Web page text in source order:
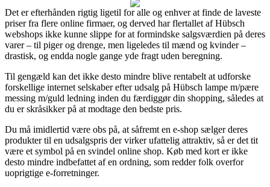
Det er efterhånden rigtig ligetil for alle og enhver at finde de laveste
priser fra flere online firmaer, og derved har flertallet af Hübsch
webshops ikke kunne slippe for at formindske salgsværdien på deres
varer – til piger og drenge, men ligeledes til mænd og kvinder –
drastisk, og endda nogle gange yde fragt uden beregning.
Til gengæld kan det ikke desto mindre blive rentabelt at udforske
forskellige internet selskaber efter udsalg på Hübsch lampe m/pære
messing m/guld ledning inden du færdiggør din shopping, således at
du er skråsikker på at modtage den bedste pris.
Du må imidlertid være obs på, at såfremt en e-shop sælger deres
produkter til en udsalgspris der virker ufattelig attraktiv, så er det tit
være et symbol på en svindel online shop. Køb med kort er ikke
desto mindre indbefattet af en ordning, som redder folk overfor
uoprigtige e-forretninger.